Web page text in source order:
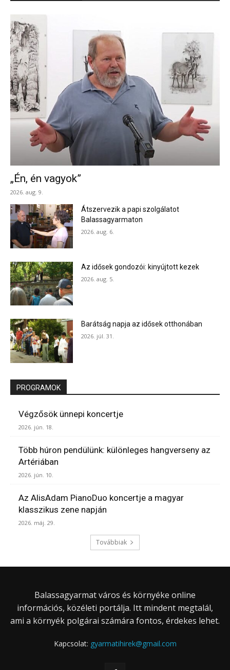
„Én, én vagyok”
2026. aug. 9.
Átszervezik a papi szolgálatot
Balassagyarmaton
2026. aug. 6.
Az idősek gondozói: kinyújtott kezek
2026. aug. 5.
Barátság napja az idősek otthonában
2026. júl. 31.
PROGRAMOK
Végzősök ünnepi koncertje
2026. jún. 18.
Több húron pendülünk: különleges hangverseny az
Artériában
2026. jún. 10.
Az AlisAdam PianoDuo koncertje a magyar
klasszikus zene napján
2026. máj. 29.
Továbbiak
Balassagyarmat város és környéke online
információs, közéleti portálja. Itt mindent megtalál,
ami a környék polgárai számára fontos, érdekes lehet.
Kapcsolat: gyarmatihirek@gmail.com